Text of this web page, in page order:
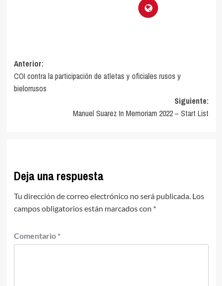
Navegación
de
entradas
Anterior:
COI contra la participación de atletas y oficiales rusos y
bielorrusos
Siguiente:
Manuel Suarez In Memoriam 2022 – Start List
Deja una respuesta
Tu dirección de correo electrónico no será publicada. Los
campos obligatorios están marcados con *
Comentario *